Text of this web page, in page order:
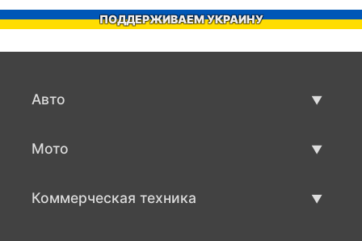
ПОДДЕРЖИВАЕМ УКРАИНУ
Авто
Мото
Коммерческая техника